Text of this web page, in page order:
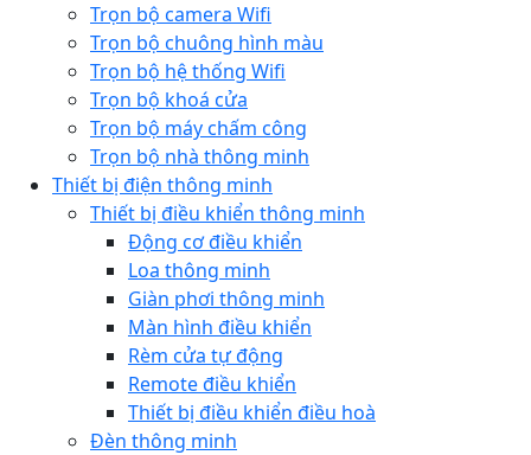
Trọn bộ camera Wifi
Trọn bộ chuông hình màu
Trọn bộ hệ thống Wifi
Trọn bộ khoá cửa
Trọn bộ máy chấm công
Trọn bộ nhà thông minh
Thiết bị điện thông minh
Thiết bị điều khiển thông minh
Động cơ điều khiển
Loa thông minh
Giàn phơi thông minh
Màn hình điều khiển
Rèm cửa tự động
Remote điều khiển
Thiết bị điều khiển điều hoà
Đèn thông minh